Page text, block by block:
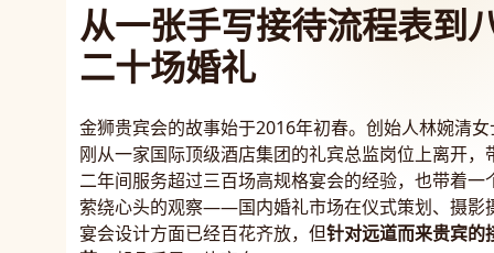
从一张手写接待流程表到
二十场婚礼
金狮贵宾会的故事始于2016年初春。创始人林婉清
刚从一家国际顶级酒店集团的礼宾总监岗位上离开，
二年间服务超过三百场高规格宴会的经验，也带着一
萦绕心头的观察——国内婚礼市场在仪式策划、摄影
宴会设计方面已经百花齐放，但针对远道而来贵宾的